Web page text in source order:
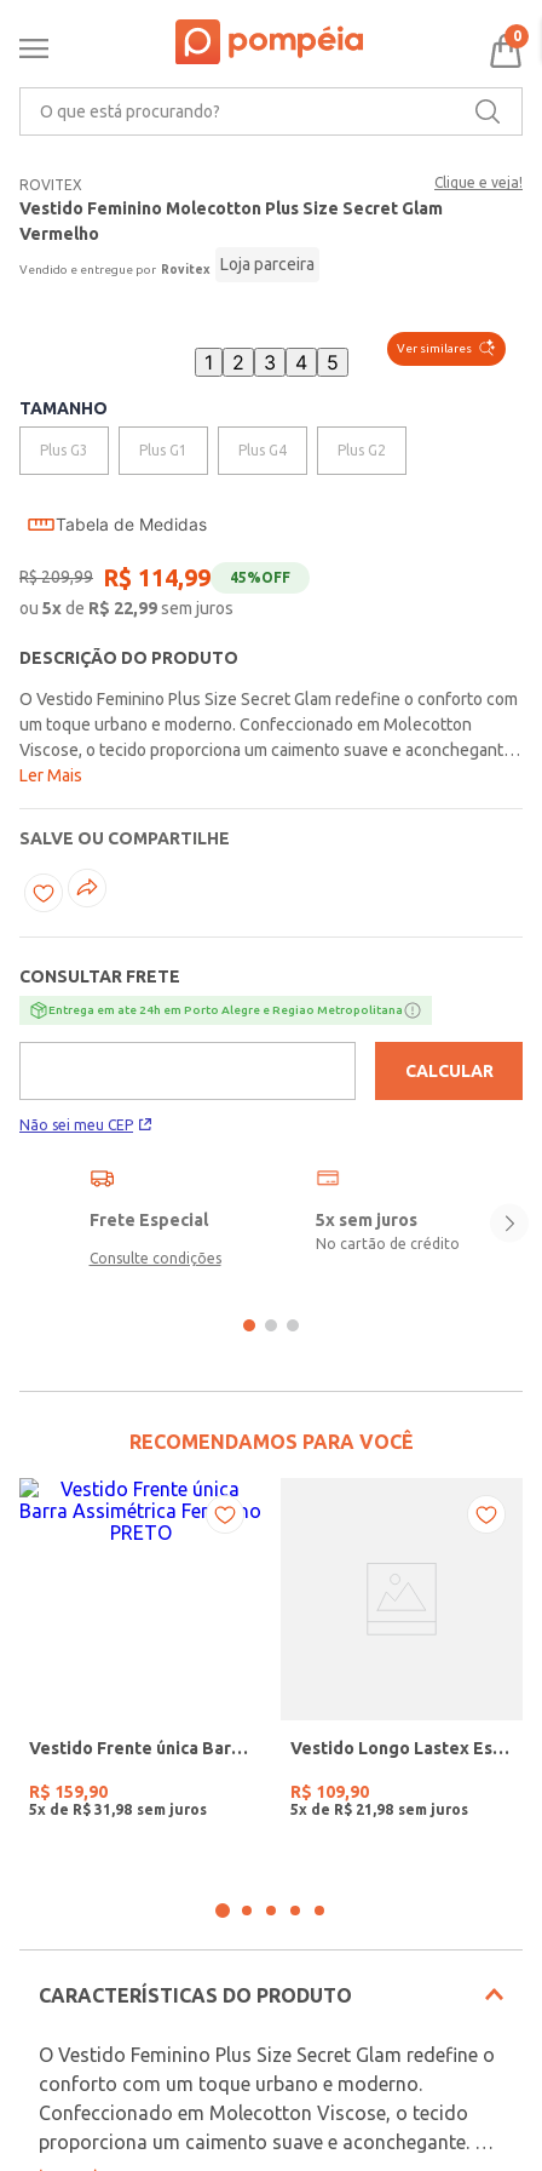
0
ROVITEX Clique e veja!
Vestido Feminino Molecotton Plus Size Secret Glam
Vermelho
Rovitex Loja parceira
Ver similares
1 2 3 4 5
TAMANHO
Plus G3 Plus G1 Plus G4 Plus G2
Tabela de Medidas
R$209,99 R$ 114,99 45%OFF
ou 5xde R$ 22,99sem juros
DESCRIÇÃO DO PRODUTO
O Vestido Feminino Plus Size Secret Glam redefine o conforto com
um toque urbano e moderno. Confeccionado em Molecotton
Viscose, o tecido proporciona um caimento suave e aconchegante.
O design é enriquecido com detalhes de Rebite, que injetam
contemporâneo. Uma peça versátil e estilosa para o seu dia a dia.
Ler Mais
SALVE OU COMPARTILHE
CONSULTAR FRETE
Entrega em ate 24h em Porto Alegre e Regiao Metropolitana
Não sei meu CEP
CALCULAR
Frete Especial
Consulte condições
5x sem juros
No cartão de crédito
RECOMENDAMOS PARA VOCÊ
Vestido Frente única Barra Assimétrica Feminino PRETO
R$ 159,90
5x de R$ 31 98
Vestido Longo Lastex Estampado Feminino OFF WHITE
R$ 109,90
5x de R$ 21 98
CARACTERÍSTICAS DO PRODUTO
O Vestido Feminino Plus Size Secret Glam redefine o
conforto com um toque urbano e moderno.
Confeccionado em Molecotton Viscose, o tecido
proporciona um caimento suave e aconchegante. O